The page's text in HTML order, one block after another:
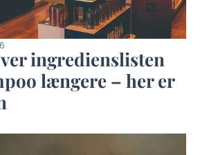
ingredienslisten
længere – her er